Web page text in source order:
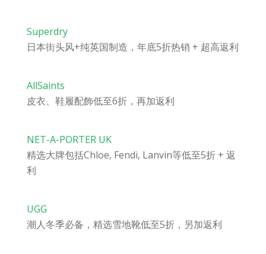
Superdry
日本街头风+纯英国制造，年底5折热销 + 超高返利
AllSaints
皮衣、鞋履配飾低至6折，再加返利
NET-A-PORTER UK
精选大牌包括Chloe, Fendi, Lanvin等低至5折 + 返
利
UGG
潮人冬季必备，精选雪地靴低至5折，另加返利